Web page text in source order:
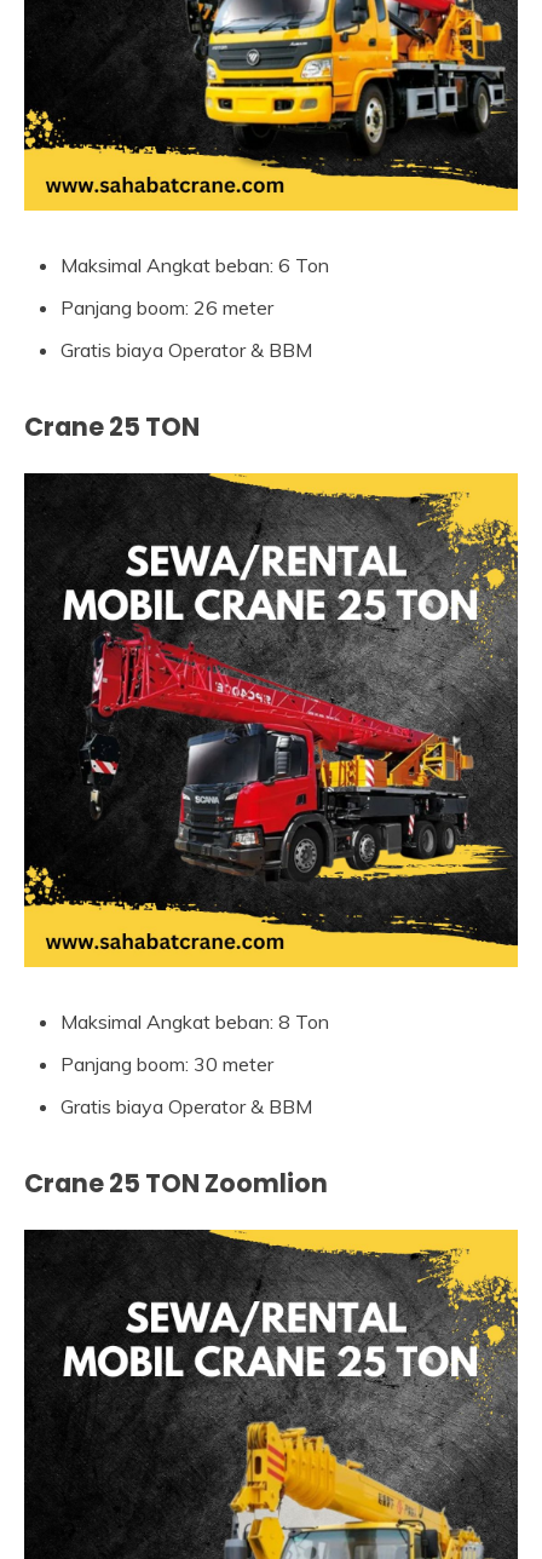
Maksimal Angkat beban: 6 Ton
Panjang boom: 26 meter
Gratis biaya Operator & BBM
Crane 25 TON
Maksimal Angkat beban: 8 Ton
Panjang boom: 30 meter
Gratis biaya Operator & BBM
Crane 25 TON Zoomlion